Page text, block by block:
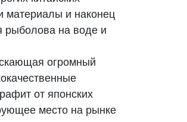
материалы и наконец
рыболова на воде и
огромный
от японских
место на рынке